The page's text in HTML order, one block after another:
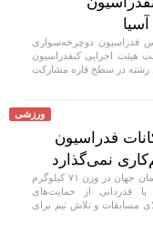
فدراسیون دوچرخه‌سواری
هیئت اجرایی کنفدراسیون
رشته در سطح قاره مشارکت
ورزشی
فدراسیون
نمی‌گذارد
قهرمان جهان در وزن ۷۱ کیلوگرم
با قدردانی از حمایت‌های
مسابقات و تلاش تیم برای